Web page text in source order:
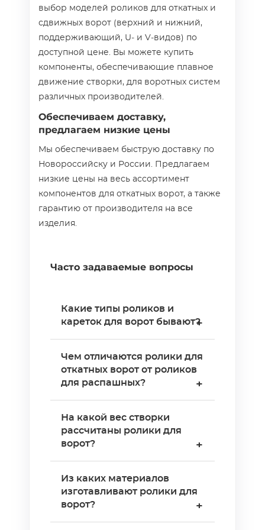
выбор моделей роликов для откатных и
сдвижных ворот (верхний и нижний,
поддерживающий, U‑ и V‑видов) по
доступной цене. Вы можете купить
компоненты, обеспечивающие плавное
движение створки, для воротных систем
различных производителей.
Обеспечиваем доставку,
предлагаем низкие цены
Мы обеспечиваем быструю доставку по
Новороссийску и России. Предлагаем
низкие цены на весь ассортимент
компонентов для откатных ворот, а также
гарантию от производителя на все
изделия.
Часто задаваемые вопросы
Какие типы роликов и
кареток для ворот бывают?
+
категории: для откатных
(опорные каретки и верхние
направляющие), для
и разгрузка петель), для
промышленных
(секционные, подъёмные) и
направляющие общего
назначения. Выбирайте по
типу конструкции, весу
створки и условиям
эксплуатации.
Чем отличаются ролики для
откатных ворот от роликов
для распашных?
+
перемещаются
горизонтально по
направляющей балке —
роликовые каретки
(опорные блоки) и верхние
поддерживающие ролики.
Распашные ворота
На какой вес створки
рассчитаны ролики для
ворот?
+
(пластик). Стандартные
комплекты — на 400–800 кг.
Усиленные каретки с
Из каких материалов
изготавливают ролики для
ворот?
+